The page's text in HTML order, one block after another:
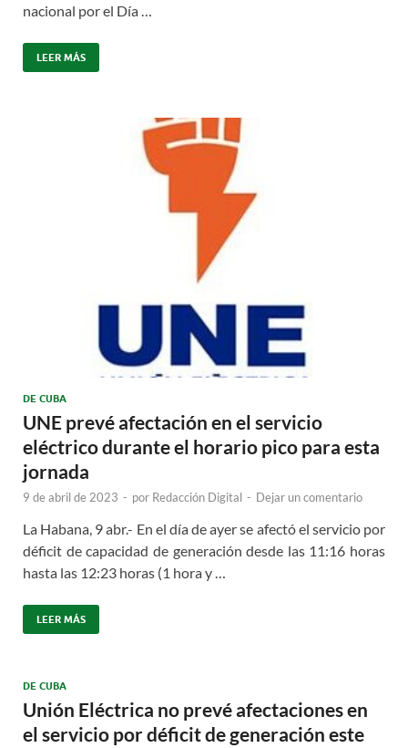
nacional por el Día …
LEER MÁS
DE CUBA
UNE prevé afectación en el servicio
eléctrico durante el horario pico para esta
jornada
9 de abril de 2023 - por Redacción Digital - Dejar un comentario
La Habana, 9 abr.- En el día de ayer se afectó el servicio por
déficit de capacidad de generación desde las 11:16 horas
hasta las 12:23 horas (1 hora y …
LEER MÁS
DE CUBA
Unión Eléctrica no prevé afectaciones en
el servicio por déficit de generación este